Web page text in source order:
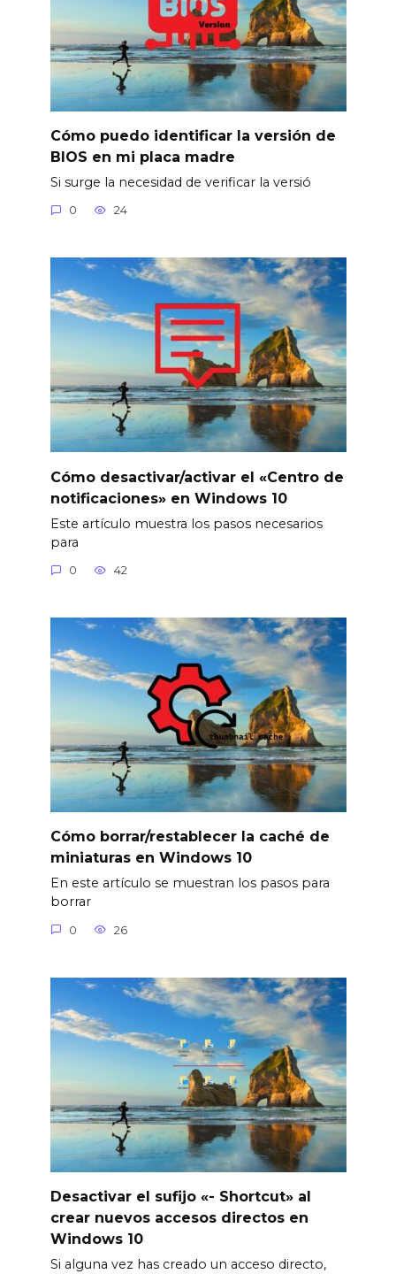
Cómo puedo identificar la versión de
BIOS en mi placa madre
Si surge la necesidad de verificar la versió
0 24
Cómo desactivar/activar el «Centro de
notificaciones» en Windows 10
Este artículo muestra los pasos necesarios
para
0 42
Cómo borrar/restablecer la caché de
miniaturas en Windows 10
En este artículo se muestran los pasos para
borrar
0 26
Desactivar el sufijo «- Shortcut» al
crear nuevos accesos directos en
Windows 10
Si alguna vez has creado un acceso directo,